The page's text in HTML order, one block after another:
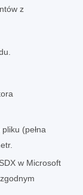
z
(pełna
w Microsoft